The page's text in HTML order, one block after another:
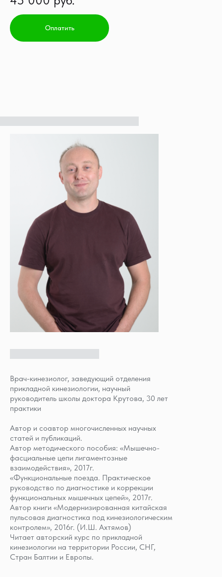
Оплатить
Врач-кинезиолог, заведующий отделения
прикладной кинезиологии, научный
руководитель школы доктора Крутова, 30 лет
практики
Автор и соавтор многочисленных научных
статей и публикаций.
Автор методического пособия: «Мышечно-
фасциальные цепи лигаментозные
взаимодействия», 2017г.
«Функциональные поезда. Практическое
руководство по диагностике и коррекции
функциональных мышечных цепей», 2017г.
Автор книги «Модернизированная китайская
пульсовая диагностика под кинезиологическим
контролем», 2016г. (И.Ш. Ахтямов)
Читает авторский курс по прикладной
кинезиологии на территории России, СНГ,
Стран Балтии и Европы.